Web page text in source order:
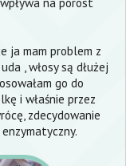
ja mam problem z
, włosy są dłużej
go do
i właśnie przez
zdecydowanie